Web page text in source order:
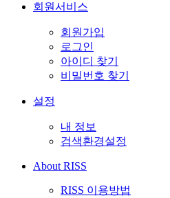
회원서비스
회원가입
로그인
아이디 찾기
비밀번호 찾기
설정
내 정보
검색환경설정
About RISS
RISS 이용방법